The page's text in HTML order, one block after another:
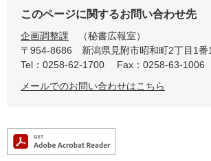
このページに関するお問い合わせ先
企画調整課
秘書広報室
〒954-8686
新潟県見附市昭和町2丁目1番
Tel：0258-62-1700
Fax：0258-63-1006
メールでのお問い合わせはこちら